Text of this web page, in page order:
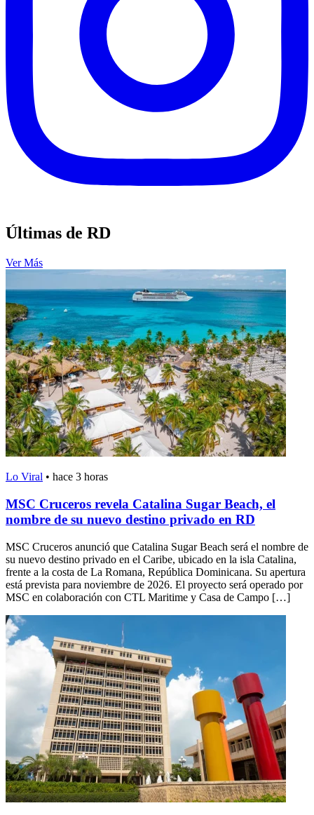
Últimas de RD
Ver Más
Lo Viral • hace 3 horas
MSC Cruceros revela Catalina Sugar Beach, el
nombre de su nuevo destino privado en RD
MSC Cruceros anunció que Catalina Sugar Beach será el nombre de
su nuevo destino privado en el Caribe, ubicado en la isla Catalina,
frente a la costa de La Romana, República Dominicana. Su apertura
está prevista para noviembre de 2026. El proyecto será operado por
MSC en colaboración con CTL Maritime y Casa de Campo […]